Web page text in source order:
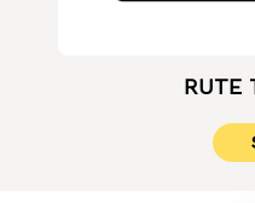
RUTE